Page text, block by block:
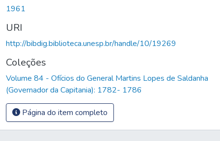
1961
URI
http://bibdig.biblioteca.unesp.br/handle/10/19269
Coleções
Volume 84 - Ofícios do General Martins Lopes de Saldanha
(Governador da Capitania): 1782- 1786
Página do item completo